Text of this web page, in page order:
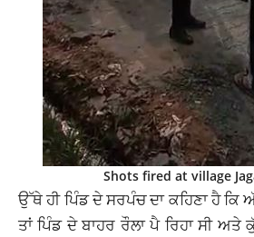
Shots fired at village
ਉੱਥੇ ਹੀ ਪਿੰਡ ਦੇ ਸਰਪੰਚ ਦਾ ਕਹਿਣਾ ਹੈ
ਤਾਂ ਪਿੰਡ ਦੇ ਬਾਹਰ ਰੌਲਾ ਪੈ ਰਿਹਾ ਸੀ